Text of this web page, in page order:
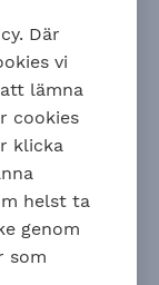
lönehöjning.
så
grundas på.
som
Varje
Där
vi
lämna
cookies
klicka
helst ta
genom
som